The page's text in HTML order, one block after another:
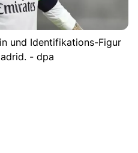
und Identifikations-Figur
- dpa